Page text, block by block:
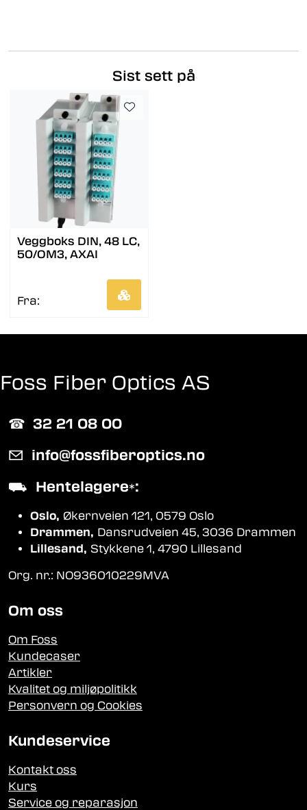
Sist sett på
Veggboks DIN, 48 LC,
50/OM3, AXAI
Fra:
Foss Fiber Optics AS
☎︎ 32 21 08 00
✉ info@fossfiberoptics.no
⛟ Hentelagere*:
Oslo, Økernveien 121, 0579 Oslo
Drammen, Dansrudveien 45, 3036 Drammen
Lillesand, Stykkene 1, 4790 Lillesand
Org. nr.: NO936010229MVA
Om oss
Om Foss
Kundecaser
Artikler
Kvalitet og miljøpolitikk
Personvern og Cookies
Kundeservice
Kontakt oss
Kurs
Service og reparasjon